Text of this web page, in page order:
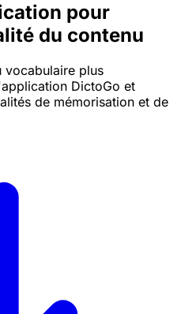
pour
du contenu
vocabulaire plus
DictoGo et
de mémorisation et de